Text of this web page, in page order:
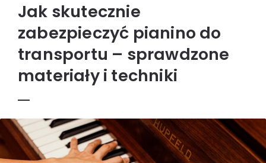
Jak skutecznie
zabezpieczyć pianino do
transportu – sprawdzone
materiały i techniki